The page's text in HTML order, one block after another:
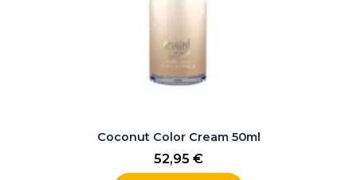
Coconut Color Cream 50ml
52,95 €